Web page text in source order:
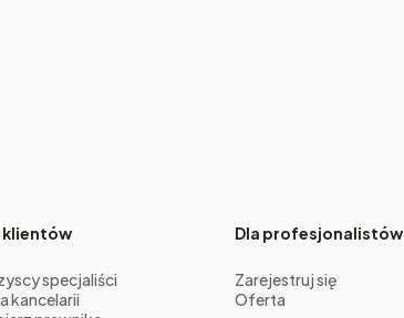
klientów
specjaliści
kancelarii
Dla profesjonalistów
Zarejestruj się
Oferta